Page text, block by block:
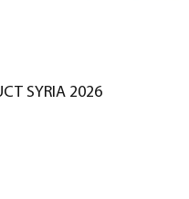
SYRIA 2026